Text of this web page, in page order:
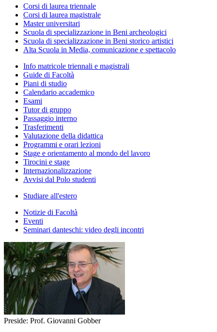
Corsi di laurea triennale
Corsi di laurea magistrale
Master universitari
Scuola di specializzazione in Beni archeologici
Scuola di specializzazione in Beni storico artistici
Alta Scuola in Media, comunicazione e spettacolo
Info matricole triennali e magistrali
Guide di Facoltà
Piani di studio
Calendario accademico
Esami
Tutor di gruppo
Passaggio interno
Trasferimenti
Valutazione della didattica
Programmi e orari lezioni
Stage e orientamento al mondo del lavoro
Tirocini e stage
Internazionalizzazione
Avvisi dal Polo studenti
Studiare all'estero
Notizie di Facoltà
Eventi
Seminari danteschi: video degli incontri
Preside: Prof. Giovanni Gobber